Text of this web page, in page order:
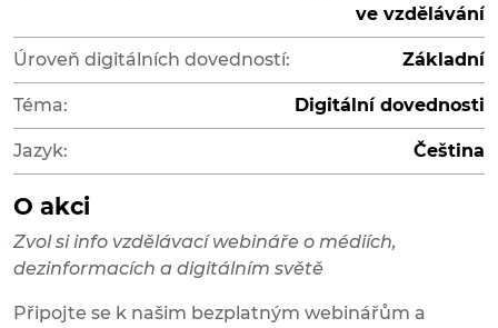
ve vzdělávání
Úroveň digitálních dovedností: Základní
Téma: Digitální dovednosti
Jazyk: Čeština
O akci
Zvol si info vzdělávací webináře o médiích,
dezinformacích a digitálním světě
Připojte se k našim bezplatným webinářům a